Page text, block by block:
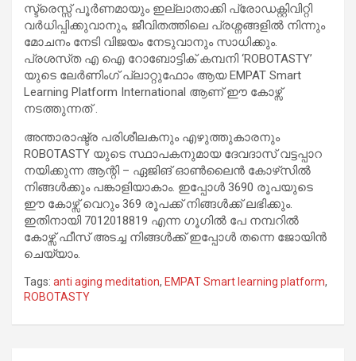
സ്ട്രെസ്സ് പൂർണമായും ഇല്ലാതാക്കി പ്രോഡക്റ്റിവിറ്റി
വർധിപ്പിക്കുവാനും, ജീവിതത്തിലെ പ്രശ്നങ്ങളിൽ നിന്നും
മോചനം നേടി വിജയം നേടുവാനും സാധിക്കും.
പ്രശസ്‌ത എ ഐ റോബോട്ടിക് കമ്പനി ‘ROBOTASTY’
യുടെ ലേർണിംഗ് പ്ലാറ്റുഫോം ആയ EMPAT Smart
Learning Platform International ആണ് ഈ കോഴ്സ്
നടത്തുന്നത് .
അന്താരാഷ്ട്ര പരിശീലകനും എഴുത്തുകാരനും
ROBOTASTY യുടെ സ്ഥാപകനുമായ ദേവദാസ് വട്ടപ്പാറ
നയിക്കുന്ന ആന്റി – ഏജിങ് ഓൺലൈൻ കോഴ്‌സിൽ
നിങ്ങൾക്കും പങ്കാളിയാകാം. ഇപ്പോൾ 3690 രൂപയുടെ
ഈ കോഴ്സ് വെറും 369 രൂപക്ക് നിങ്ങൾക്ക് ലഭിക്കും.
ഇതിനായി 7012018819 എന്ന ഗൂഗിൽ പേ നമ്പറിൽ
കോഴ്സ് ഫീസ് അടച്ച നിങ്ങൾക്ക് ഇപ്പോൾ തന്നെ ജോയിൻ
ചെയ്യാം.
Tags: anti aging meditation, EMPAT Smart learning platform,
ROBOTASTY